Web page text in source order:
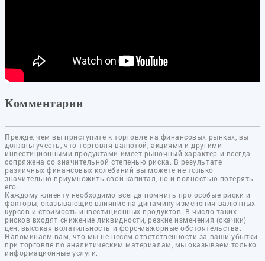
Комментарии
Прежде, чем вы приступите к торговле на финансовых рынках, вы
должны учесть, что торговля валютой, акциями и другими
инвестиционными продуктами имеет рыночный характер и всегда
сопряжена со значительной степенью риска. В результате
различных финансовых колебаний вы можете не только
значительно приумножить свой капитал, но и полностью потерять
его.
Каждому клиенту необходимо всегда помнить про особые риски и
факторы, оказывающие влияние на динамику изменения валютных
курсов и стоимость инвестиционных продуктов. В число таких
рисков входят снижение ликвидности, резкие изменения (скачки)
цен, высокая волатильность и форс-мажорные обстоятельства.
Напоминаем вам, что мы не несём ответственности за ваши убытки
при торговле по аналитическим материалам, мы оказываем только
информационные услуги.